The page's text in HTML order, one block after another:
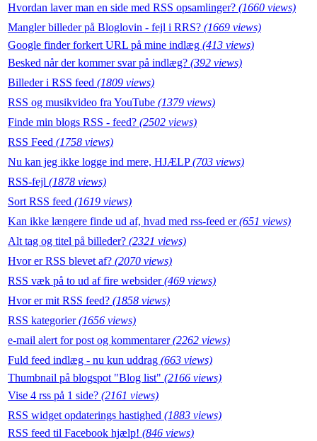
Hvordan laver man en side med RSS opsamlinger? (1660 views)
Mangler billeder på Bloglovin - fejl i RRS? (1669 views)
Google finder forkert URL på mine indlæg (413 views)
Besked når der kommer svar på indlæg? (392 views)
Billeder i RSS feed (1809 views)
RSS og musikvideo fra YouTube (1379 views)
Finde min blogs RSS - feed? (2502 views)
RSS Feed (1758 views)
Nu kan jeg ikke logge ind mere, HJÆLP(703 views)
RSS-fejl (1878 views)
Sort RSS feed (1619 views)
Kan ikke længere finde ud af, hvad med rss-feed er(651 views)
Alt tag og titel på billeder? (2321 views)
Hvor er RSS blevet af? (2070 views)
RSS væk på to ud af fire websider(469 views)
Hvor er mit RSS feed? (1858 views)
RSS kategorier(1656 views)
e-mail alert for post og kommentarer(2262 views)
Fuld feed indlæg - nu kun uddrag (663 views)
Thumbnail på blogspot "Blog list" (2166 views)
Vise 4 rss på 1 side? (2161 views)
RSS widget opdaterings hastighed (1883 views)
RSS feed til Facebook hjælp! (846 views)